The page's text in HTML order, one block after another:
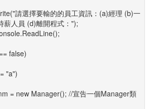
請選擇要輸的的員工資訊：(a)經理 (b)一
薪人員 (d)離開程式：");
false)
"a")
= new Manager(); //宣告一個Manager類